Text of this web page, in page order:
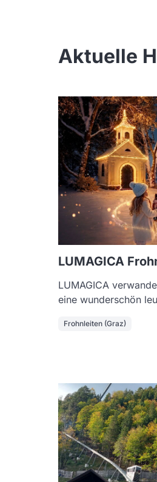
Aktuelle
LUMAGICA
LUMAGICA
eine wunderschön
Frohnleiten (Graz)